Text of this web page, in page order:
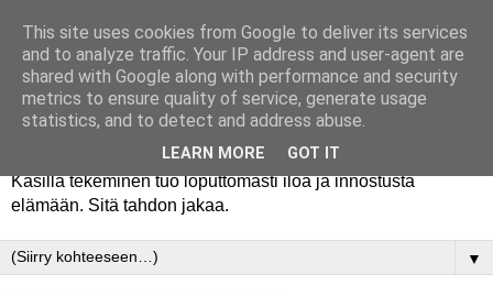
Käsillä tekeminen tuo loputtomasti iloa ja innostusta
elämään. Sitä tahdon jakaa.
▼
This site uses cookies from Google to deliver its services
and to analyze traffic. Your IP address and user-agent are
shared with Google along with performance and security
metrics to ensure quality of service, generate usage
statistics, and to detect and address abuse.
LEARN MORE GOT IT